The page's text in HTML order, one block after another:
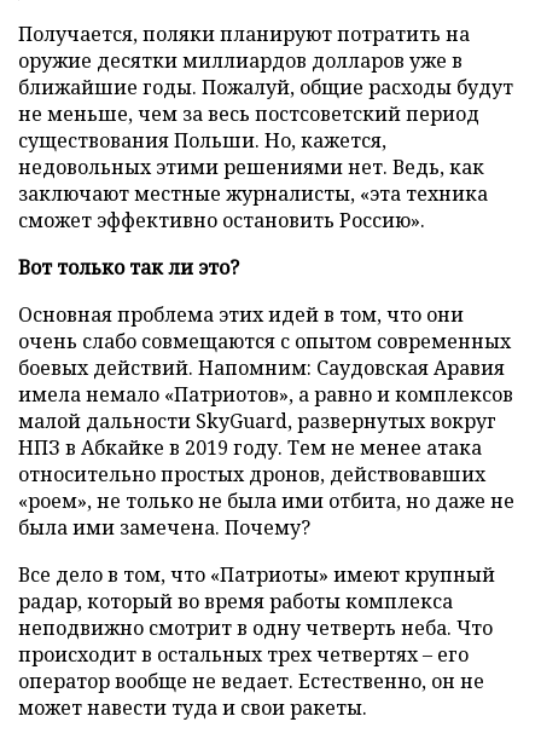
Получается, поляки планируют потратить на
оружие десятки миллиардов долларов уже в
ближайшие годы. Пожалуй, общие расходы будут
не меньше, чем за весь постсоветский период
существования Польши. Но, кажется,
недовольных этими решениями нет. Ведь, как
заключают местные журналисты, «эта техника
сможет эффективно остановить Россию».
Вот только так ли это?
Основная проблема этих идей в том, что они
очень слабо совмещаются с опытом современных
боевых действий. Напомним: Саудовская Аравия
имела немало «Патриотов», а равно и комплексов
малой дальности SkyGuard, развернутых вокруг
НПЗ в Абкайке в 2019 году. Тем не менее атака
относительно простых дронов, действовавших
«роем», не только не была ими отбита, но даже не
была ими замечена. Почему?
Все дело в том, что «Патриоты» имеют крупный
радар, который во время работы комплекса
неподвижно смотрит в одну четверть неба. Что
происходит в остальных трех четвертях – его
оператор вообще не ведает. Естественно, он не
может навести туда и свои ракеты.